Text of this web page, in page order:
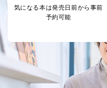
人情報
め
パートナー（提携
定期購読サービス
等をご利用の方の
個人情報
購
た
ル
サ
に
当
よ
気になる本は発売日前から事前
予約可能